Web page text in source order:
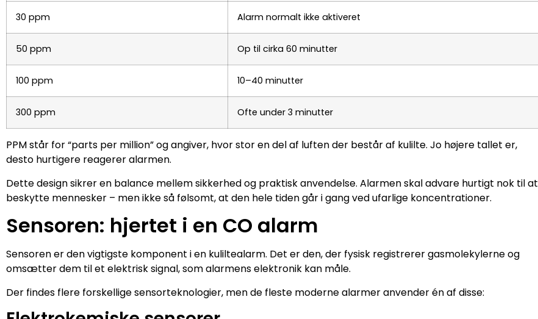
30 ppm Alarm normalt ikke aktiveret
50 ppm Op til cirka 60 minutter
100 ppm 10–40 minutter
300 ppm Ofte under 3 minutter
PPM står for “parts per million” og angiver, hvor stor en del af luften der består af kulilte. Jo højere tallet er,
desto hurtigere reagerer alarmen.
Dette design sikrer en balance mellem sikkerhed og praktisk anvendelse. Alarmen skal advare hurtigt nok til at
beskytte mennesker – men ikke så følsomt, at den hele tiden går i gang ved ufarlige koncentrationer.
Sensoren: hjertet i en CO alarm
Sensoren er den vigtigste komponent i en kuliltealarm. Det er den, der fysisk registrerer gasmolekylerne og
omsætter dem til et elektrisk signal, som alarmens elektronik kan måle.
Der findes flere forskellige sensorteknologier, men de fleste moderne alarmer anvender én af disse: